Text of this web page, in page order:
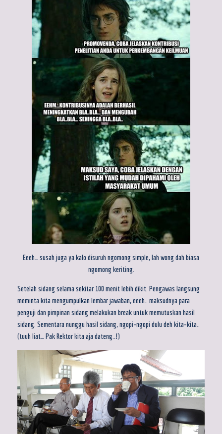
Eeeh… susah juga ya kalo disuruh ngomong simple, lah wong dah biasa
ngomong keriting.
Setelah sidang selama sekitar 100 menit lebih dikit. Pengawas langsung
meminta kita mengumpulkan lembar jawaban, eeeh.. maksudnya para
penguji dan pimpinan sidang melakukan break untuk memutuskan hasil
sidang. Sementara nunggu hasil sidang, ngopi-ngopi dulu deh kita-kita..
(tuuh liat… Pak Rektor kita aja dateng..!)